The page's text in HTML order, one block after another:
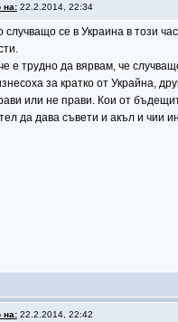
на:22.2.2014, 22:34
случващо се в Украина в този
е трудно да вярвам, че
за кратко от Украйна,
или не прави. Кои от
да дава съвети и акъл и чии
на:22.2.2014, 22:42